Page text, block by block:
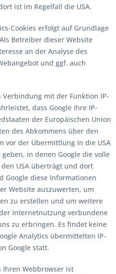
ist im Regelfall die USA.
Cookies erfolgt auf Grundlage
Betreiber dieser Website
an der Analyse des
und ggf. auch
Verbindung mit der Funktion IP-
dass Google Ihre IP-
der Europäischen Union
des Abkommens über den
vor der Übermittlung in die USA
in denen Google die volle
USA überträgt und dort
Google diese Informationen
Website auszuwerten, um
zu erstellen und um weitere
Internetnutzung verbundene
zu erbringen. Es findet keine
Analytics übermittelten IP-
Google statt.
Ihren Webbrowser ist